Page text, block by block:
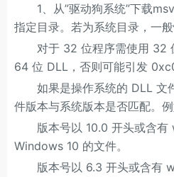
1、从”驱动狗系统”下载
指定目录。若为系统目录，一般
对于 32 位程序需使用 32
64 位 DLL，否则可能引发
如果是操作系统的 DLL 文
件版本与系统版本是否匹配。例
版本号以 10.0 开头或含有
Windows 10 的文件。
版本号以 6.3 开头或含有